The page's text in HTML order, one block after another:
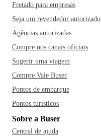
Fretado para empresas
Seja um revendedor autorizado
Agências autorizadas
Compre nos canais oficiais
Sugerir uma viagem
Compre Vale Buser
Pontos de embarque
Pontos turísticos
Sobre a Buser
Central de ajuda